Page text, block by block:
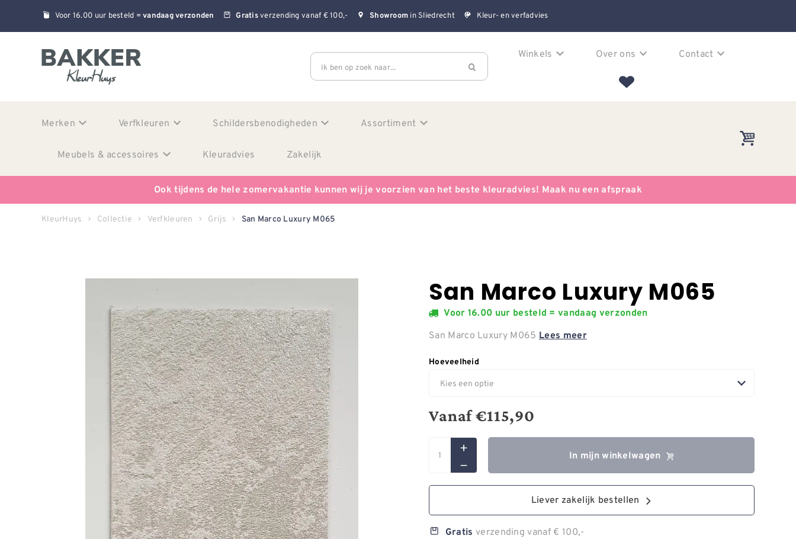
Voor 16.00 uur besteld =vandaag verzonden Gratisverzending vanaf € 100,- Showroom in Sliedrecht Kleur- en verfadvies
Ik ben op zoek naar...
Winkels Over ons Contact
Merken Verfkleuren Schildersbenodigheden Assortiment
Meubels & accessoires Kleuradvies Zakelijk
Ook tijdens de hele zomervakantie kunnen wij je voorzien van het beste kleuradvies! Maak nu een afspraak
KleurHuys Collectie Verfkleuren Grijs San Marco Luxury M065
San Marco Luxury M065
Voor 16.00 uur besteld = vandaag verzonden
San Marco Luxury M065 Lees meer
Hoeveelheid
Vanaf€115,90
In mijn winkelwagen
Liever zakelijk bestellen
Gratis verzending vanaf € 100,-